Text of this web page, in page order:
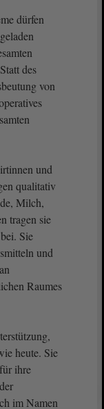
dürfen
des
von
und
qualitativ
Milch,
tragen sie
Sie
und
Raumes
heute. Sie
ihre
im Namen